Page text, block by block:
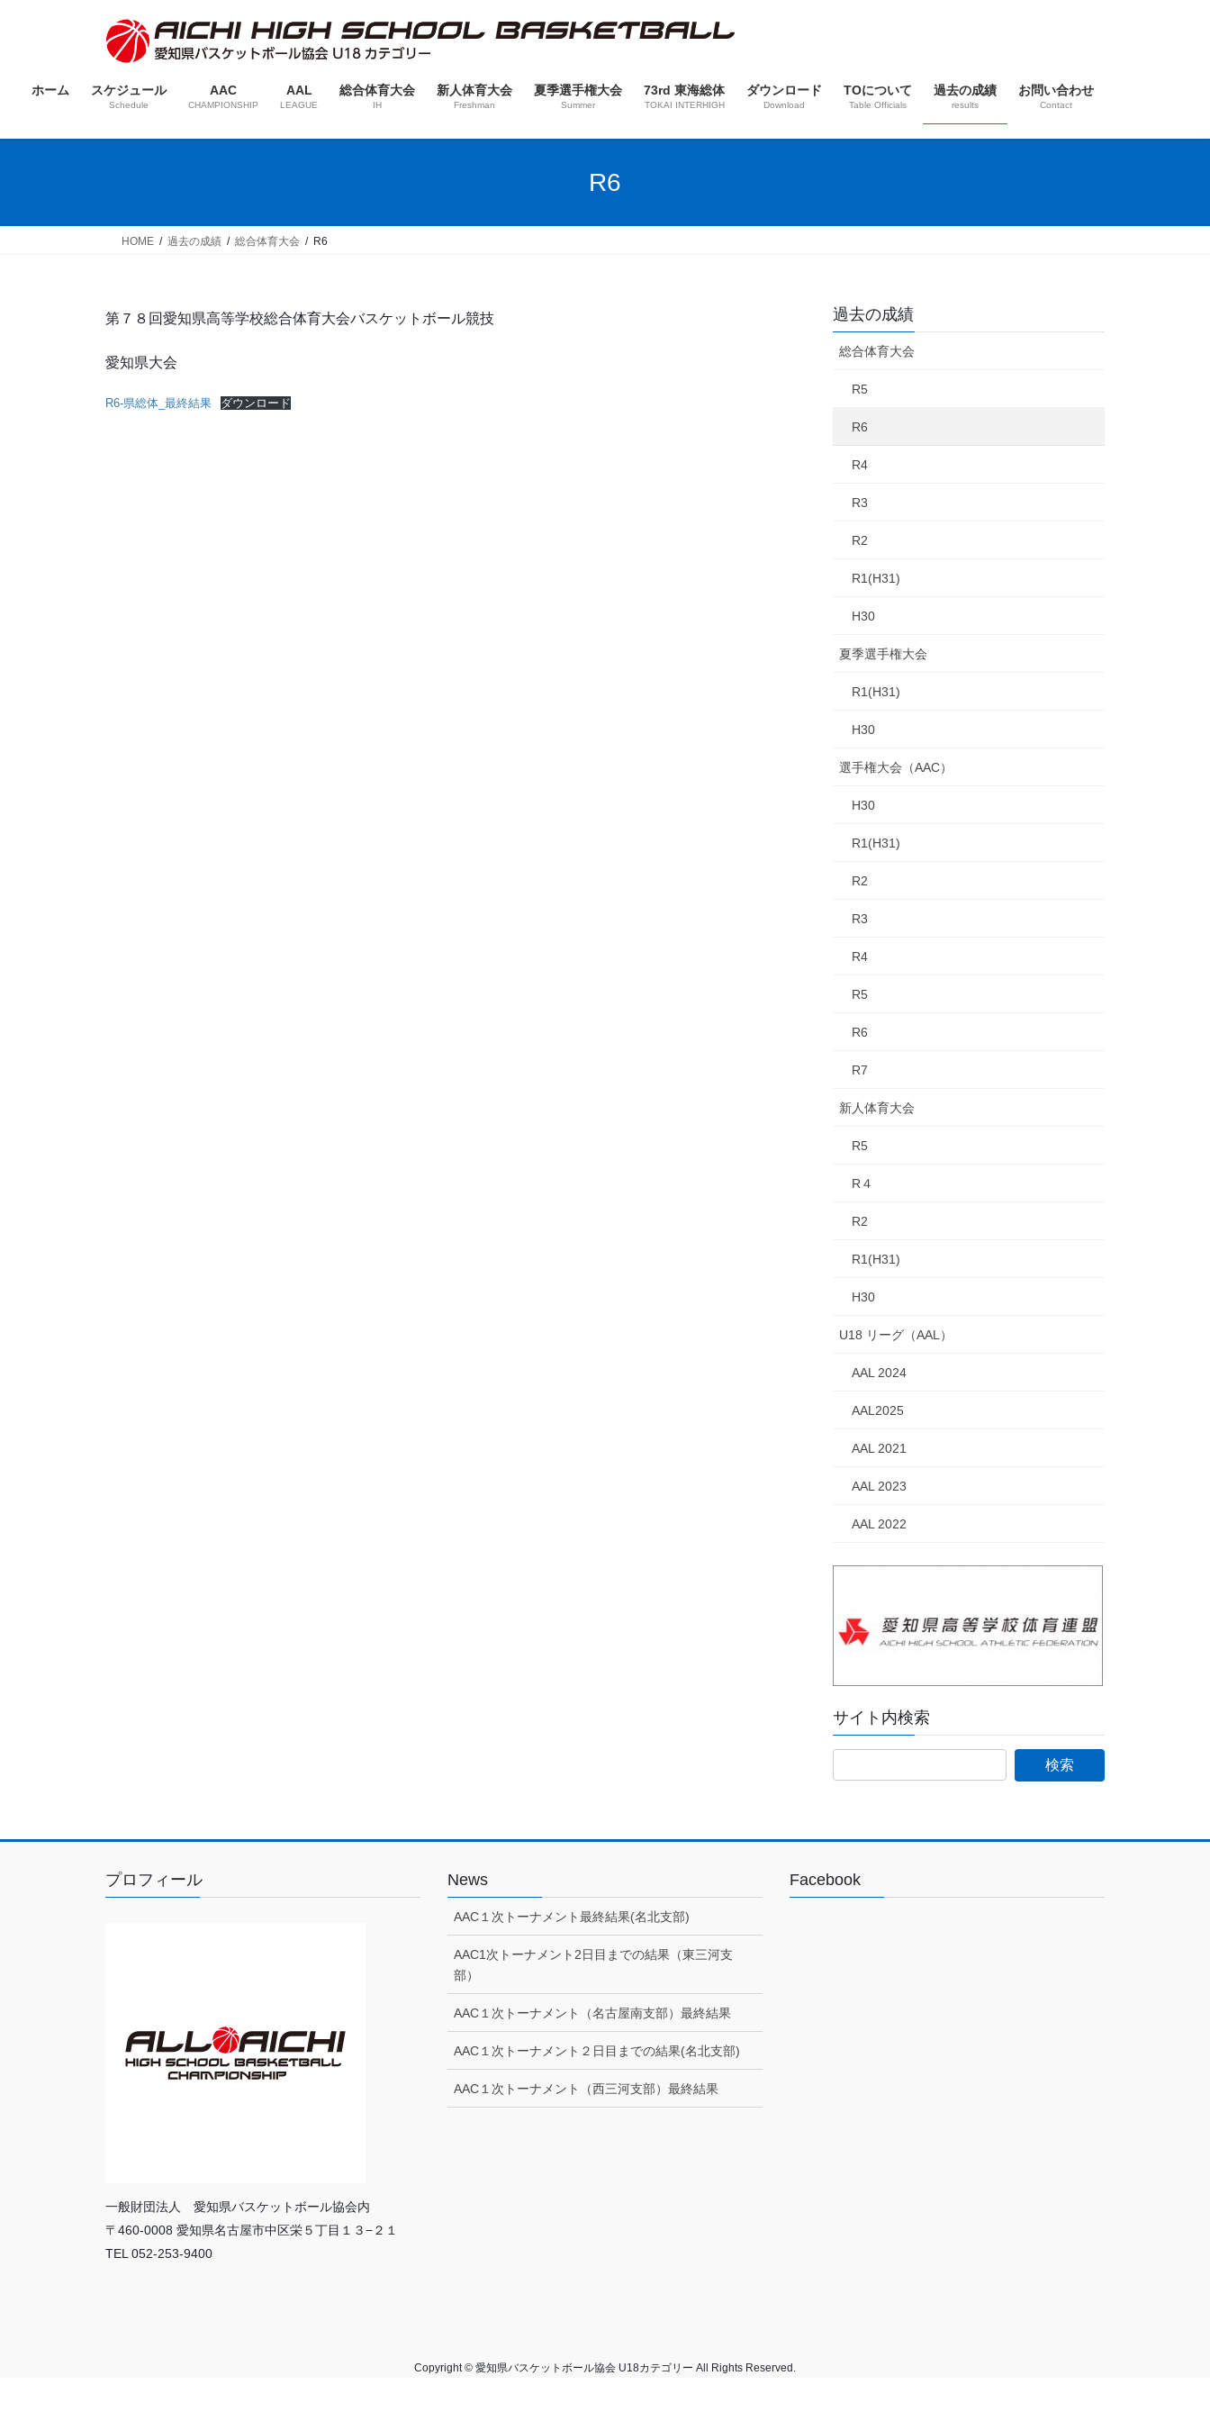
ス
ン
ホーム スケジュール
Schedule
AAC
CHAMPIONSHIP
AAL
LEAGUE
総合体育大会
IH
新人体育大会
Freshman
夏季選手権大会
Summer
73rd 東海総体
TOKAI INTERHIGH
ダウンロード
Download
TOについて
Table Officials
過去の成績
results
お問い合わせ
Contact
R6
HOME 過去の成績 総合体育大会 R6
第７８回愛知県高等学校総合体育大会バスケットボール競技
愛知県大会
R6-県総体_最終結果 ダウンロード
過去の成績
総合体育大会
R5
R6
R4
R3
R2
R1(H31)
H30
夏季選手権大会
R1(H31)
H30
選手権大会（AAC）
H30
R1(H31)
R2
R3
R4
R5
R6
R7
新人体育大会
R5
R４
R2
R1(H31)
H30
U18 リーグ（AAL）
AAL 2024
AAL2025
AAL 2021
AAL 2023
AAL 2022
サイト内検索
プロフィール
一般財団法人 愛知県バスケットボール協会内
〒460-0008 愛知県名古屋市中区栄５丁目１３−２１
TEL 052-253-9400
News
AAC１次トーナメント最終結果(名北支部)
AAC1次トーナメント2日目までの結果（東三河支
部）
AAC１次トーナメント（名古屋南支部）最終結果
AAC１次トーナメント２日目までの結果(名北支部)
AAC１次トーナメント（西三河支部）最終結果
Facebook
Copyright © 愛知県バスケットボール協会 U18カテゴリー All Rights Reserved.